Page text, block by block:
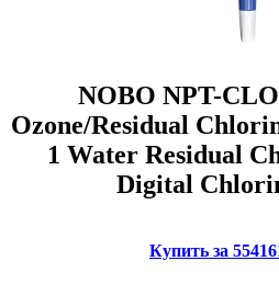
NOBO NPT-
Ozone/Residual
1 Water Residual
Digital
Купить за